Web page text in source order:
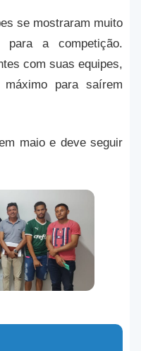
se mostraram muito
para a competição.
com suas equipes,
para saírem
maio e deve seguir